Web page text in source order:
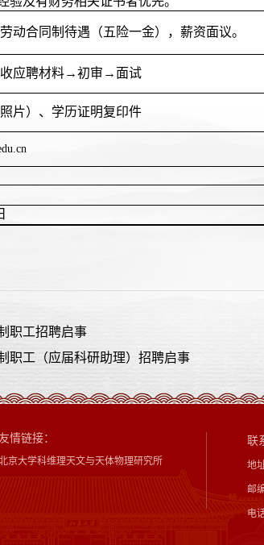
动合同制待遇（五险一金），薪资面议。
收应聘材料→初审→面试
片）、学历证明复印件
职工招聘启事
职工（应届科研助理）招聘启事
友情链接：
京大学科维理天文与天体物理研究所
联
地
邮
电